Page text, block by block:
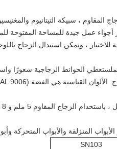
، سبيكة التيتانيوم
أجواء عمل جيدة للمساحة
، ويمكن استبدال الزجاج
الحوائط الزجاجية شعورًا
SN103